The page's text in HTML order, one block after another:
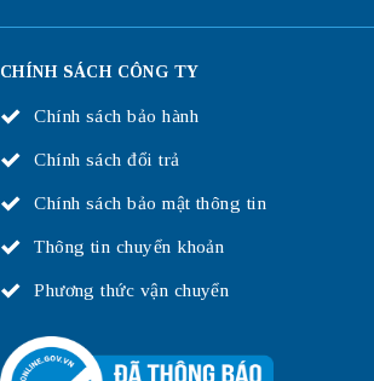
CHÍNH SÁCH CÔNG TY
Chính sách bảo hành
Chính sách đổi trả
Chính sách bảo mật thông tin
Thông tin chuyển khoản
Phương thức vận chuyển